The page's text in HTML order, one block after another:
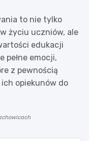
to nie tylko
życiu uczniów, ale
edukacji
pełne emocji,
z pewnością
opiekunów do